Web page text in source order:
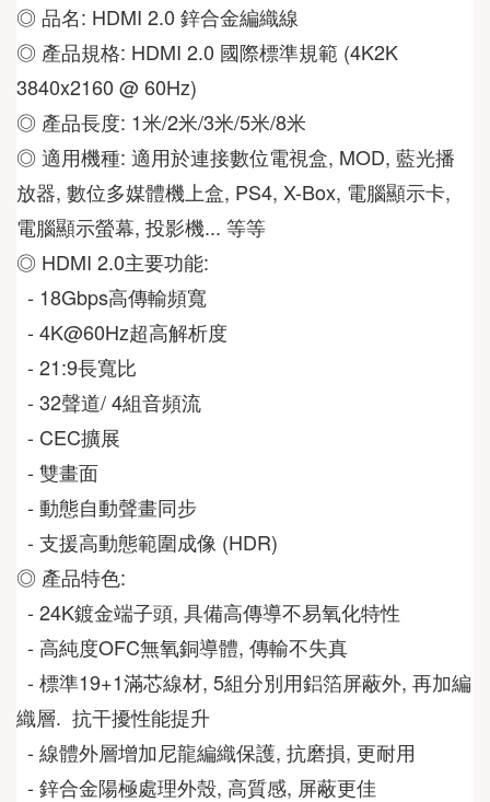
◎ 品名: HDMI 2.0 鋅合金編織線
◎ 產品規格: HDMI 2.0 國際標準規範 (4K2K
3840x2160 @ 60Hz)
◎ 產品長度: 1米/2米/3米/5米/8米
◎ 適用機種: 適用於連接數位電視盒, MOD, 藍光播
放器, 數位多媒體機上盒, PS4, X-Box, 電腦顯示卡,
電腦顯示螢幕, 投影機... 等等
◎ HDMI 2.0主要功能:
- 18Gbps高傳輸頻寬
- 4K@60Hz超高解析度
- 21:9長寬比
- 32聲道/ 4組音頻流
- CEC擴展
- 雙畫面
- 動態自動聲畫同步
- 支援高動態範圍成像 (HDR)
◎ 產品特色:
- 24K鍍金端子頭, 具備高傳導不易氧化特性
- 高純度OFC無氧銅導體, 傳輸不失真
- 標準19+1滿芯線材, 5組分別用鋁箔屏蔽外, 再加編
織層.  抗干擾性能提升
- 線體外層增加尼龍編織保護, 抗磨損, 更耐用
- 鋅合金陽極處理外殼, 高質感, 屏蔽更佳